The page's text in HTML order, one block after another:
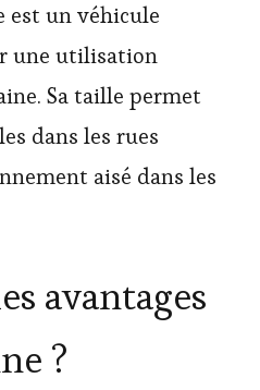
est un véhicule
une utilisation
Sa taille permet
dans les rues
aisé dans les
avantages
?